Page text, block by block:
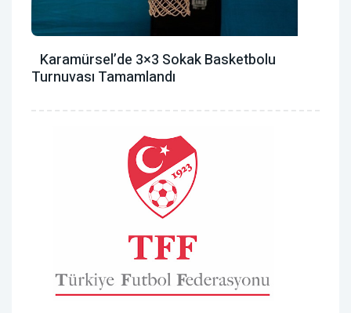
Karamürsel’de 3×3 Sokak Basketbolu
Turnuvası Tamamlandı